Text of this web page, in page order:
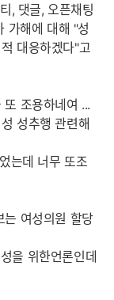
, 댓글, 오픈채팅
가해에 대해 "성
대응하겠다"고
조용하네여 ...
성추행 관련해
는데 너무 또조
는 여성의원 할당
을 위한언론인데